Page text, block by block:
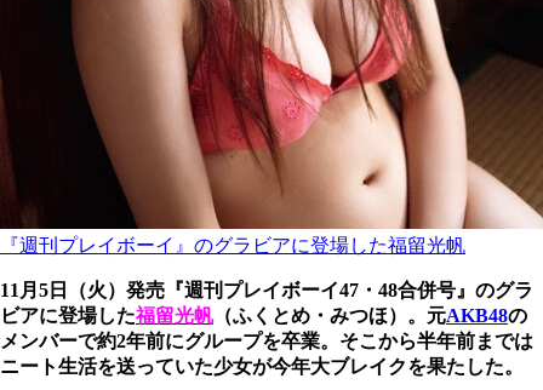
『週刊プレイボーイ』のグラビアに登場した福留光帆
11月5日（火）発売『週刊プレイボーイ47・48合併号』のグラ
ビアに登場した福留光帆（ふくとめ・みつほ）。元AKB48の
メンバーで約2年前にグループを卒業。そこから半年前までは
ニート生活を送っていた少女が今年大ブレイクを果たした。